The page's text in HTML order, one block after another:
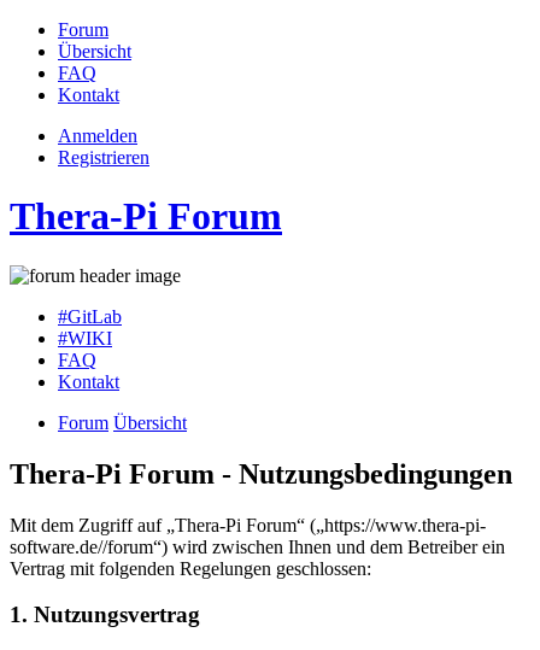
Forum
Übersicht
FAQ
Kontakt
Anmelden
Registrieren
Thera-Pi Forum
#GitLab
#WIKI
FAQ
Kontakt
Forum Übersicht
Thera-Pi Forum - Nutzungsbedingungen
Mit dem Zugriff auf „Thera-Pi Forum“ („https://www.thera-pi-
software.de//forum“) wird zwischen Ihnen und dem Betreiber ein
Vertrag mit folgenden Regelungen geschlossen:
1. Nutzungsvertrag